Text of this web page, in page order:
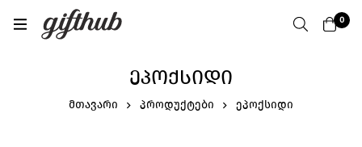
0
ᲔᲞᲝᲥᲡᲘᲓᲘ
მთავარი პროდუქტები ეპოქსიდი